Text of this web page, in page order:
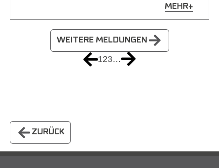
MEHR+
WEITERE MELDUNGEN
123…
ZURÜCK